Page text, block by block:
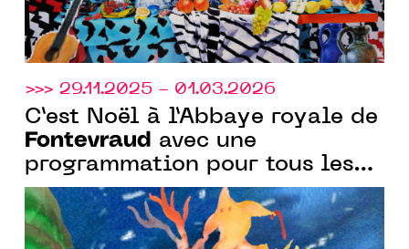
>>> 29.11.2025 - 01.03.2026
C’est Noël à l’Abbaye royale de
Fontevraud avec une
programmation pour tous les
publics : concerts, parcours
d’art, crèche, journée famille…